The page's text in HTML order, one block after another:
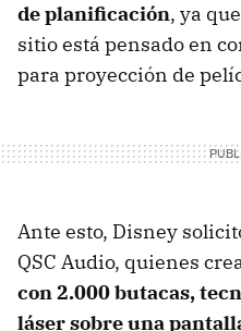
de planificación, ya
sitio está pensado en
para proyección de
Ante esto, Disney
QSC Audio, quienes
con 2.000 butacas,
láser sobre una